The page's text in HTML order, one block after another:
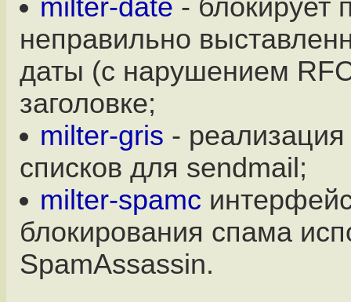
milter-date - блокирует
неправильно
даты (с нарушением
заголовке;
milter-gris -
списков для sendmail;
milter-spamc
блокирования спама
SpamAssassin.